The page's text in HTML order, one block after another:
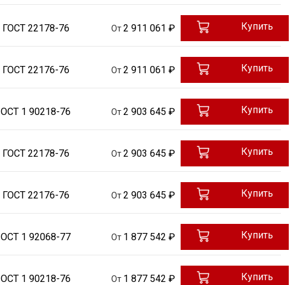
ГОСТ 22178-76 От2 911 061 ₽ Купить
ГОСТ 22176-76 От2 911 061 ₽ Купить
ОСТ 1 90218-76 От2 903 645 ₽ Купить
ГОСТ 22178-76 От2 903 645 ₽ Купить
ГОСТ 22176-76 От2 903 645 ₽ Купить
ОСТ 1 92068-77 От 1 877 542 ₽ Купить
ОСТ 1 90218-76 От 1 877 542 ₽ Купить